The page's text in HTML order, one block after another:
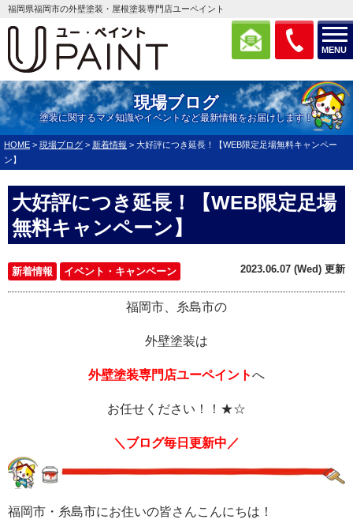
MENU
福岡県福岡市の外壁塗装・屋根塗装専門店ユーペイント
現場ブログ
塗装に関するマメ知識やイベントなど最新情報をお届けします！
HOME > 現場ブログ > 新着情報 > 大好評につき延長！【WEB限定足場無料キャンペー
ン】
大好評につき延長！【WEB限定足場
無料キャンペーン】
新着情報 イベント・キャンペーン 2023.06.07 (Wed) 更新
福岡市、糸島市の
外壁塗装は
外壁塗装専門店ユーペイントへ
お任せください！！★☆
＼ブログ毎日更新中／
福岡市・糸島市にお住いの皆さんこんにちは！